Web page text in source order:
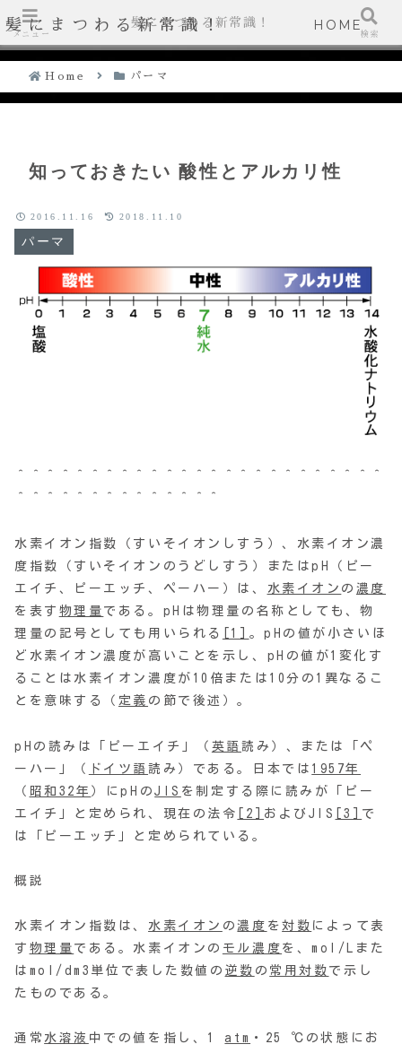
髪にまつわる新常識！ HOME
Home パーマ
知っておきたい 酸性とアルカリ性
パーマ
2016.11.16 2018.11.10
水素イオン指数（すいそイオンしすう）、水素イオン濃
度指数（すいそイオンのうどしすう）またはpH（ピー
エイチ、ピーエッチ、ペーハー）は、
水素イオン の 濃度
を表す 物理量 である。pHは物理量の名称としても、物
理量の記号としても用いられる
[1] 。pHの値が小さいほ
ど水素イオン濃度が高いことを示し、pHの値が1変化す
ることは水素イオン濃度が10倍または10分の1異なるこ
とを意味する（ 定義 の節で後述）。
pHの読みは「ピーエイチ」（ 英語 読み）、または「ペ
ーハー」（
ドイツ語読み）である。日本では 1957年
（ 昭和32年 ）にpHのJIS を制定する際に読みが「ピー
エイチ」と定められ、現在の法令 [2] およびJIS [3] で
は「ピーエッチ」と定められている。
概説
水素イオン指数は、 水素イオン の濃度 を対数 によって表
す 物理量 である。水素イオンの モル濃度 を、mol/Lまた
はmol/dm3単位で表した数値の 逆数 の 常用対数 で示し
たものである。
通常 水溶液 中での値を指し、1atm ・25 ℃の状態にお
メニュー
髪にまつわる新常識！
検索